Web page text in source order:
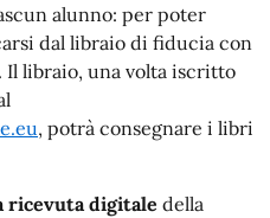
alunno: per poter
dal libraio di fiducia con
Il libraio, una volta iscritto
, potrà consegnare i libri
ricevuta digitale della